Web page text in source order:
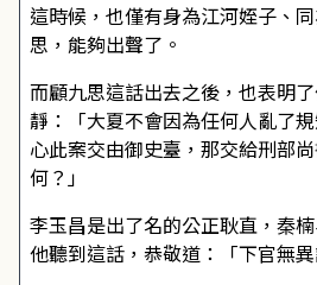
這時候，也僅有身為江河姪子、
思，能夠出聲了。
而顧九思這話出去之後，也表明
靜：「大夏不會因為任何人亂了
心此案交由御史臺，那交給刑部
何？」
李玉昌是出了名的公正耿直，秦
他聽到這話，恭敬道：「下官無異